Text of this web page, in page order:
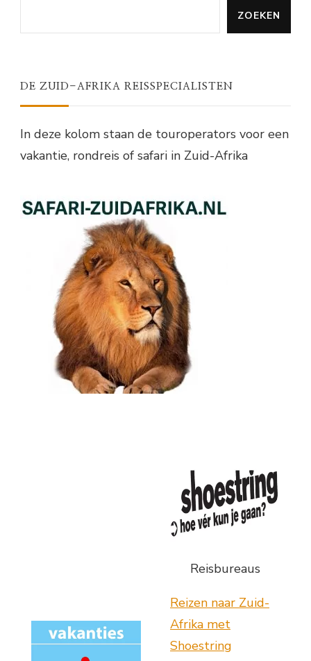
ZOEKEN
DE ZUID-AFRIKA REISSPECIALISTEN
In deze kolom staan de touroperators voor een
vakantie, rondreis of safari in Zuid-Afrika
Reisbureaus
Reizen naar Zuid-
Afrika met
Shoestring